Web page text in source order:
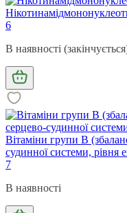
6
В наявності
Вітаміни групи B
судинної системи, рівня
7
В наявності